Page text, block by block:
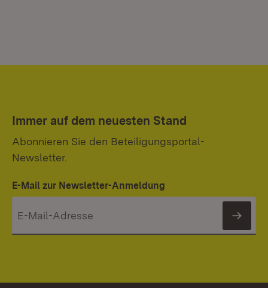
Immer auf dem neuesten Stand
Abonnieren Sie den Beteiligungsportal-
Newsletter.
E-Mail zur Newsletter-Anmeldung